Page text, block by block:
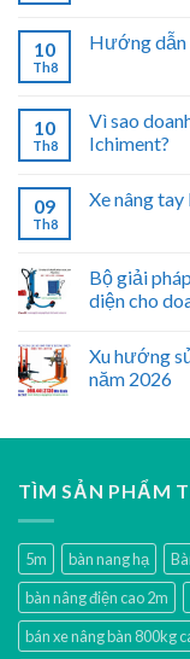
10
Th8
Hướng dẫn
10
Th8
Vì sao
Ichiment?
09
Th8
Xe nâng
Bộ giải
diện cho
Xu hướng
năm 2026
TÌM SẢN PHẨM
5m bàn nang hạ
bàn nâng điện cao 2m
bán xe nâng bàn 800kg